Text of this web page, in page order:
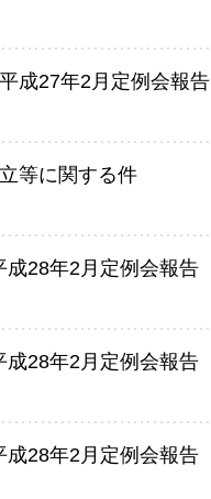
成27年2月定例会報告
等に関する件
28年2月定例会報告
28年2月定例会報告
28年2月定例会報告